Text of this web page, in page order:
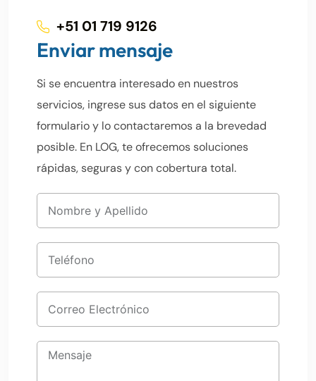
+51 01 719 9126
Enviar mensaje
Si se encuentra interesado en nuestros
servicios, ingrese sus datos en el siguiente
formulario y lo contactaremos a la brevedad
posible. En LOG, te ofrecemos soluciones
rápidas, seguras y con cobertura total.